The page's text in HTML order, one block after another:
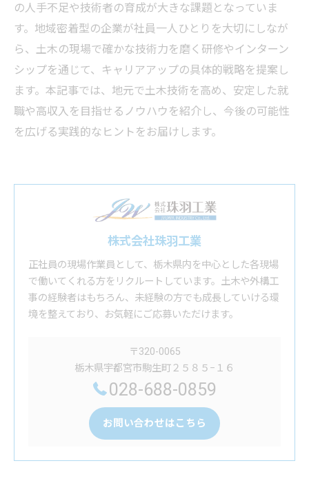
の人手不足や技術者の育成が大きな課題となっていま
す。地域密着型の企業が社員一人ひとりを大切にしなが
ら、土木の現場で確かな技術力を磨く研修やインターン
シップを通じて、キャリアアップの具体的戦略を提案し
ます。本記事では、地元で土木技術を高め、安定した就
職や高収入を目指せるノウハウを紹介し、今後の可能性
を広げる実践的なヒントをお届けします。
株式会社珠羽工業
正社員の現場作業員として、栃木県内を中心とした各現場
で働いてくれる方をリクルートしています。土木や外構工
事の経験者はもちろん、未経験の方でも成長していける環
境を整えており、お気軽にご応募いただけます。
〒320-0065
栃木県宇都宮市駒生町２５８５−１６
028-688-0859
お問い合わせはこちら